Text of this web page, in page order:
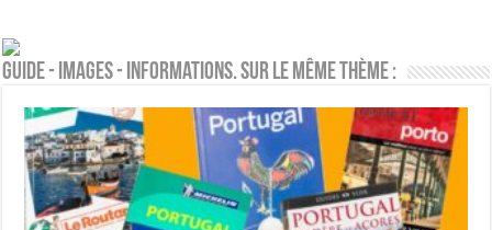
Guide - Images - Informations. Sur le même thème :